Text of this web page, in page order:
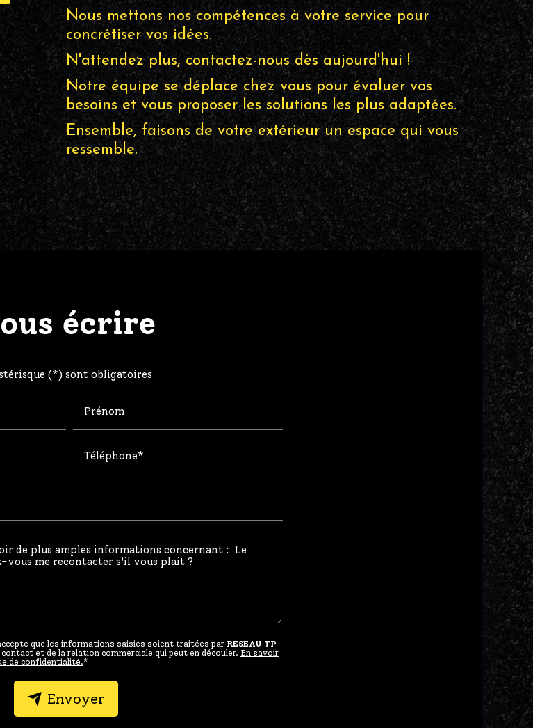
Nous mettons nos compétences à votre service pour
concrétiser vos idées.
N'attendez plus, contactez-nous dès aujourd'hui !
Notre équipe se déplace chez vous pour évaluer vos
besoins et vous proposer les solutions les plus adaptées.
Ensemble, faisons de votre extérieur un espace qui vous
ressemble.
écrire
(*) sont obligatoires
Prénom
Téléphone*
que les informations saisies soient traitées par RESEAU TP
contact et de la relation commerciale qui peut en découler. En savoir
de confidentialité.*
Envoyer